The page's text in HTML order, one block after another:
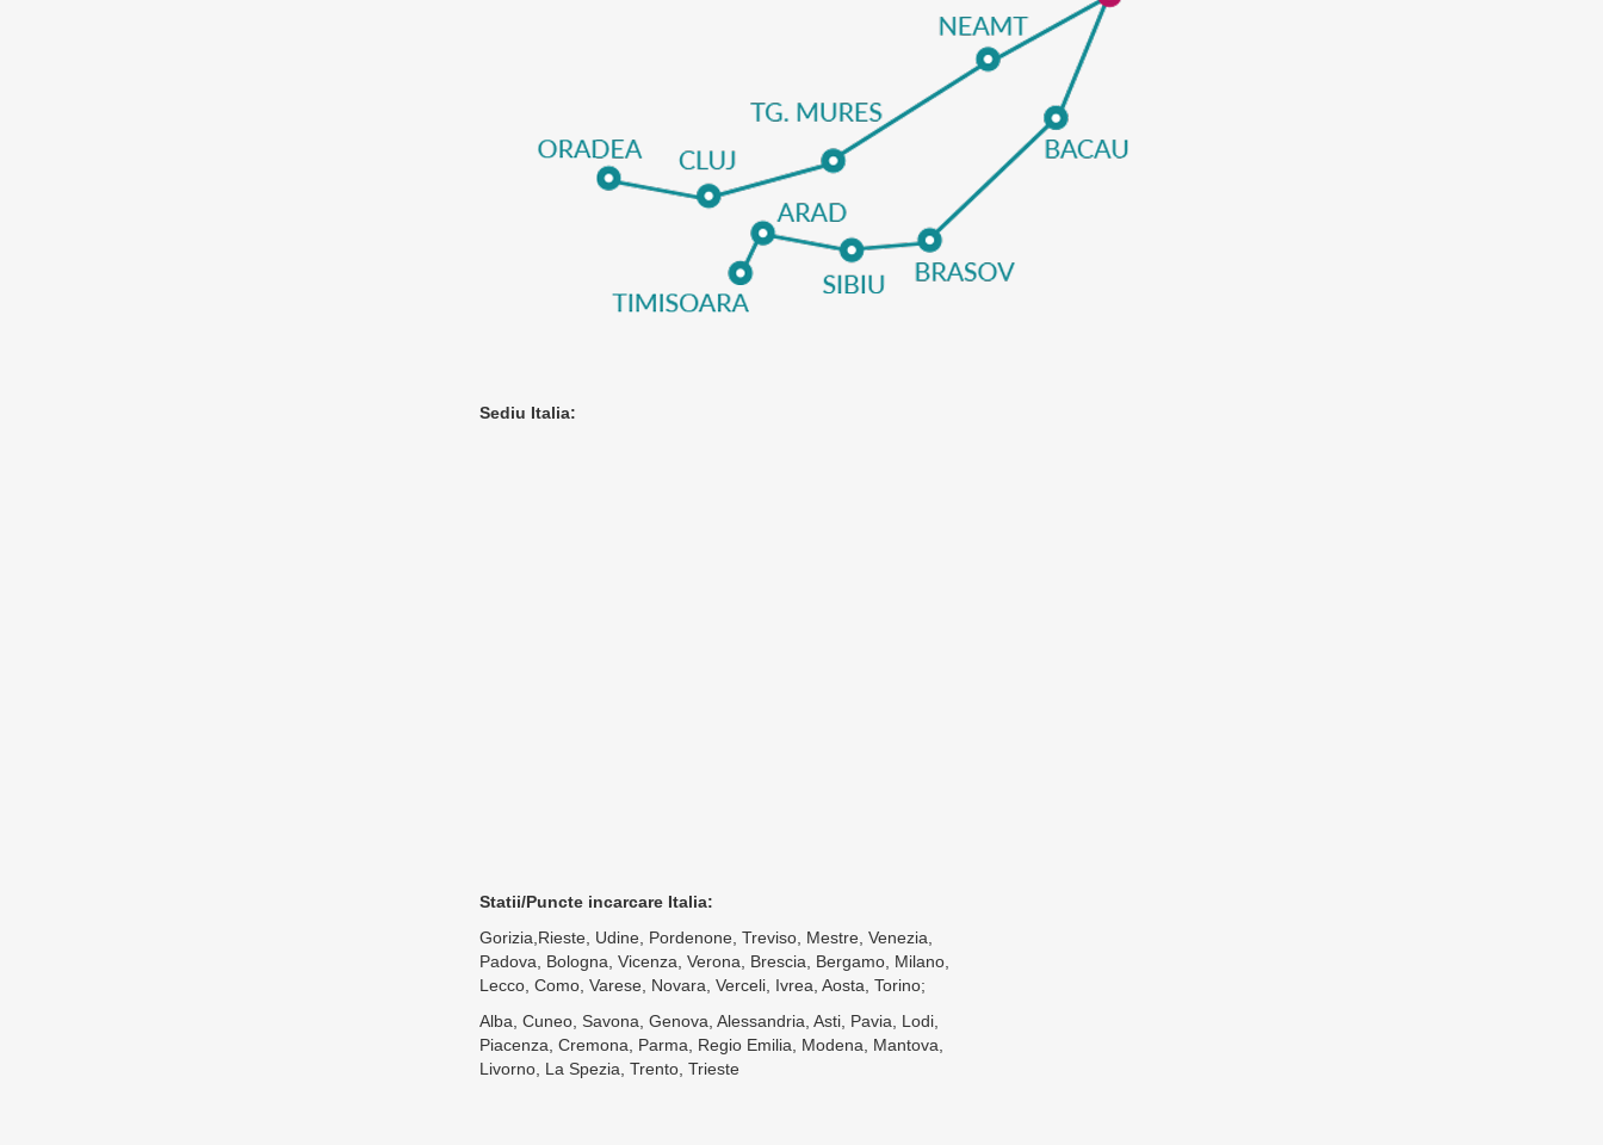
Sediu Italia:
Statii/Puncte incarcare Italia:
Gorizia,Rieste, Udine, Pordenone, Treviso, Mestre, Venezia,
Padova, Bologna, Vicenza, Verona, Brescia, Bergamo, Milano,
Lecco, Como, Varese, Novara, Verceli, Ivrea, Aosta, Torino;
Alba, Cuneo, Savona, Genova, Alessandria, Asti, Pavia, Lodi,
Piacenza, Cremona, Parma, Regio Emilia, Modena, Mantova,
Livorno, La Spezia, Trento, Trieste